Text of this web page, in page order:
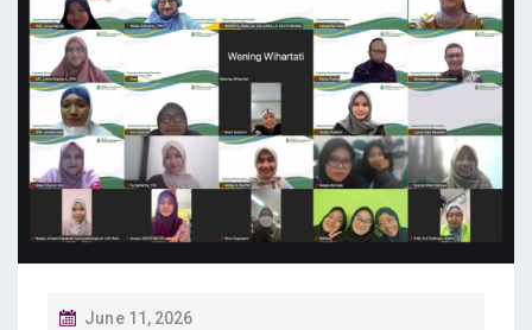
P
June 11, 2026